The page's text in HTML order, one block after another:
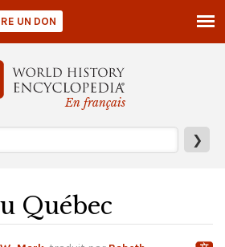
En français
❯
UN DON
Québec